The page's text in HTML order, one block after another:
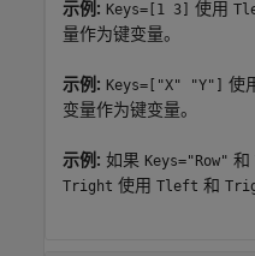
示例: Keys=[1 3] 使用
量作为键变量。
示例: Keys=["X" "Y"] 使
变量作为键变量。
示例: 如果 Keys="Row" 和
Tright 使用 Tleft 和